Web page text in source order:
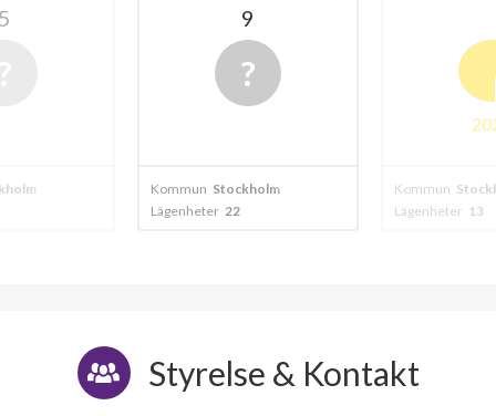
B
Kommun Stockholm
Lägenheter 13
Kommun
Lägenheter 17
Styrelse & Kontakt